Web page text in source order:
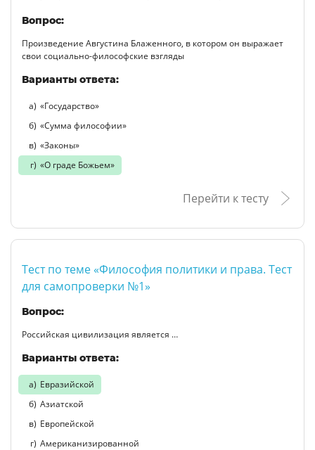
Вопрос:
Произведение Августина Блаженного, в котором он выражает
свои социально-философские взгляды
Варианты ответа:
«Государство»
«Сумма философии»
«Законы»
«О граде Божьем»
Перейти к тесту
Тест по теме «Философия политики и права. Тест
для самопроверки №1»
Вопрос:
Российская цивилизация является …
Варианты ответа:
Евразийской
Азиатской
Европейской
Американизированной